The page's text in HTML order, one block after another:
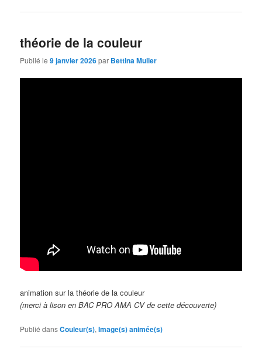
théorie de la couleur
Publié le9 janvier 2026par Bettina Muller
animation sur la théorie de la couleur
(merci à lison en BAC PRO AMA CV de cette découverte)
Publié dansCouleur(s),Image(s) animée(s)